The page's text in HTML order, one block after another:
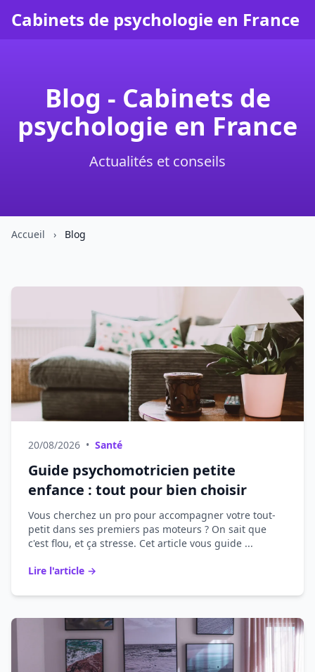
Cabinets de psychologie en France
Blog - Cabinets de
psychologie en France
Actualités et conseils
Accueil › Blog
20/08/2026 • Santé
Guide psychomotricien petite
enfance : tout pour bien choisir
Vous cherchez un pro pour accompagner votre tout-
petit dans ses premiers pas moteurs ? On sait que
c'est flou, et ça stresse. Cet article vous guide ...
Lire l'article →